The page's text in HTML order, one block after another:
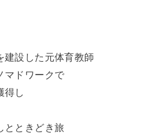
建設した元体育教師
マドワークで
得し
とときどき旅